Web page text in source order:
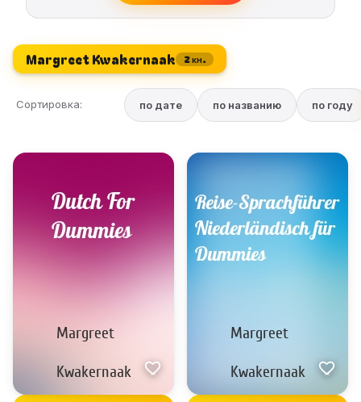
Margreet Kwakernaak 2 кн.
Сортировка: по дате по названию по году